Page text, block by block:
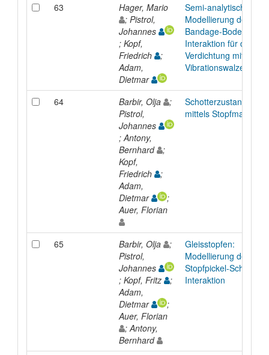
63
Hager, Mario
; Pistrol,
Johannes
; Kopf,
Friedrich
;
Adam,
Dietmar
Semi-analytische
Modellierung der
Bandage-Boden-
Interaktion für die
Verdichtung mit
Vibrationswalzen
64 Barbir, Olja
;
Pistrol,
Johannes
; Antony,
Bernhard
;
Kopf,
Friedrich
;
Adam,
Dietmar
;
Auer, Florian
mittels Stopfmaschine
65 Barbir, Olja
;
Pistrol,
Johannes
; Kopf, Fritz
;
Adam,
Dietmar
;
Auer, Florian
; Antony,
Bernhard
Gleisstopfen:
Modellierung der
Stopfpickel-
Interaktion